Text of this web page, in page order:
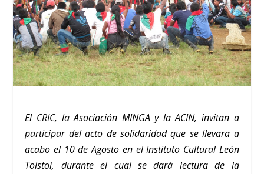
El CRIC, la Asociación MINGA y la ACIN, invitan a
participar del acto de solidaridad que se llevara a
acabo el 10 de Agosto en el Instituto Cultural León
Tolstoi, durante el cual se dará lectura de la